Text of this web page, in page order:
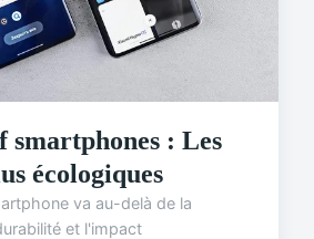
smartphones : Les
écologiques
va au-delà de la
et l'impact